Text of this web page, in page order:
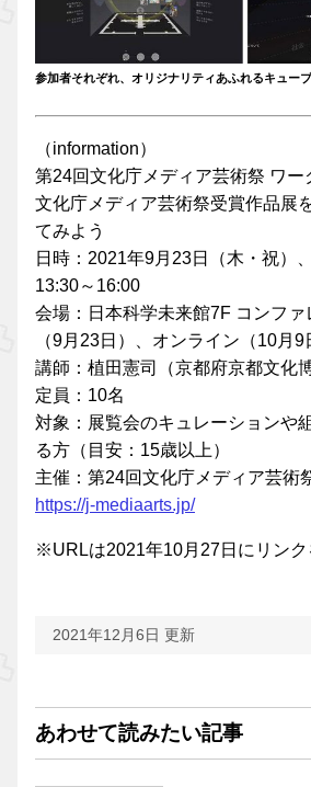
参加者それぞれ、オリジナリティあふれるキュー
（information）
第24回文化庁メディア芸術祭 ワー
文化庁メディア芸術祭受賞作品展
てみよう
日時：2021年9月23日（木・祝）
13:30～16:00
会場：日本科学未来館7F コンファ
（9月23日）、オンライン（10月9
講師：植田憲司（京都府京都文化
定員：10名
対象：展覧会のキュレーションや
る方（目安：15歳以上）
主催：第24回文化庁メディア芸術
https://j-mediaarts.jp/
※URLは2021年10月27日にリンク
2021年12月6日 更新
あわせて読みたい記事